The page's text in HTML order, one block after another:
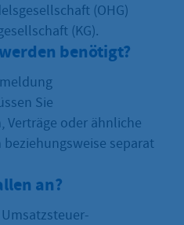
(OHG)
(KG).
benötigt?
Sie
Verträge oder ähnliche
separat
an?